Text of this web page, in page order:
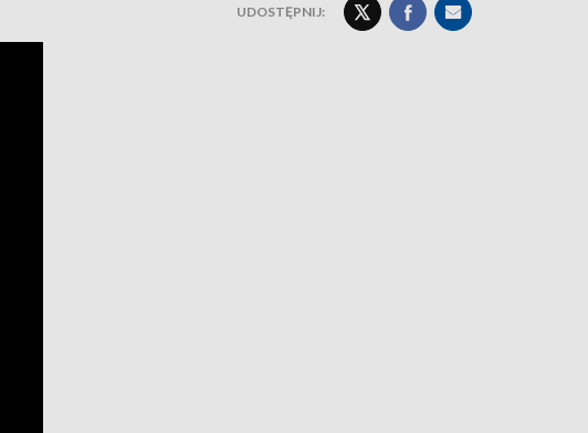
UDOSTĘPNIJ: